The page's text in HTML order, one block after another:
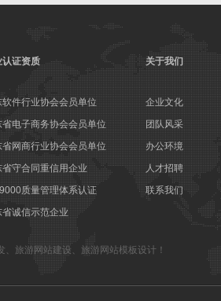
认证资质
软件行业协会会员单位
省电子商务协会会员单位
省网商行业协会会员单位
省守合同重信用企业
质量管理体系认证
省诚信示范企业
关于我们
企业文化
团队风采
办公环境
人才招聘
联系我们
旅游网站建设 旅游网站模板设计 ！